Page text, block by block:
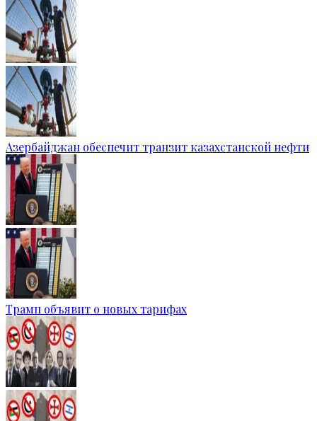
Азербайджан обеспечит транзит казахстанской нефти
Трамп объявит о новых тарифах